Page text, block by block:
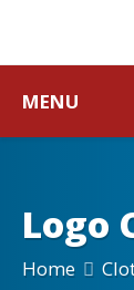
MENU
Logo
Home